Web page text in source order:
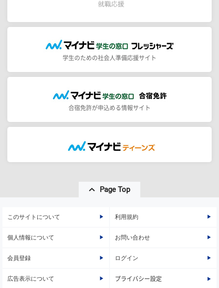
学生のための社会人準備応援サイト
合宿免許が申込める情報サイト
Page Top
このサイトについて 利用規約
個人情報について お問い合わせ
会員登録 ログイン
広告表示について プライバシー設定